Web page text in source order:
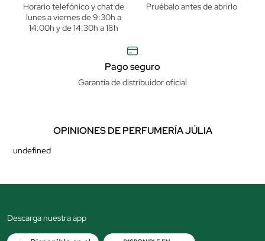
Horario telefónico y chat de
lunes a viernes de 9:30h a
14:00h y de 14:30h a 18h
Pruébalo antes de abrirlo
Pago seguro
Garantía de distribuidor oficial
OPINIONES DE PERFUMERÍA JÚLIA
undefined
Descarga nuestra app